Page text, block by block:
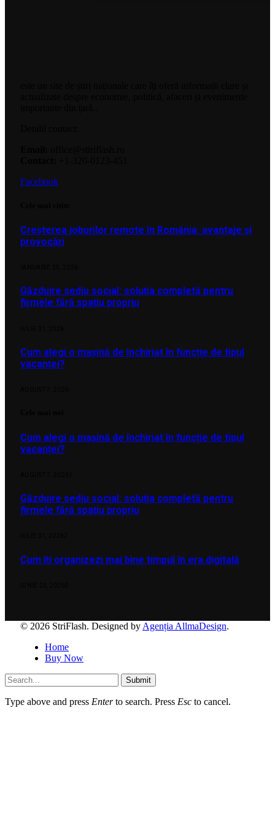
Facebook
Creșterea joburilor remote în România: avantaje și
provocări
Găzduire sediu social: soluția completă pentru
firmele fără spațiu propriu
Cum alegi o mașină de închiriat în funcție de tipul
vacanței?
Cum alegi o mașină de închiriat în funcție de tipul
vacanței?
Găzduire sediu social: soluția completă pentru
firmele fără spațiu propriu
Cum îți organizezi mai bine timpul în era digitală
© 2026 StriFlash. Designed by Agenția AllmaDesign.
Home
Buy Now
Submit
Type above and press Enterto search. Press Esc to cancel.